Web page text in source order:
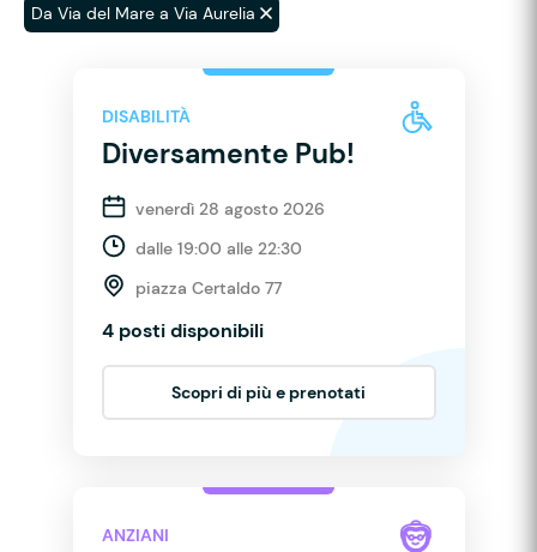
Da Via del Mare a Via Aurelia
DISABILITÀ
Diversamente Pub!
venerdì 28 agosto 2026
dalle 19:00 alle 22:30
piazza Certaldo 77
4 posti disponibili
Scopri di più e prenotati
ANZIANI